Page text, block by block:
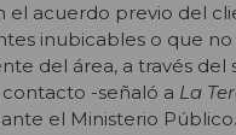
el acuerdo previo del
inubicables o que
del área, a través
-señaló a La
el Ministerio Público.